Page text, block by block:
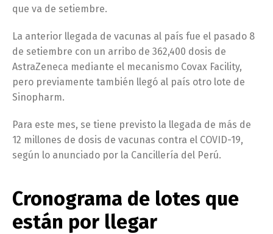
que va de setiembre.
La anterior llegada de vacunas al país fue el pasado 8
de setiembre con un arribo de 362,400 dosis de
AstraZeneca mediante el mecanismo Covax Facility,
pero previamente también llegó al país otro lote de
Sinopharm.
Para este mes, se tiene previsto la llegada de más de
12 millones de dosis de vacunas contra el COVID-19,
según lo anunciado por la Cancillería del Perú.
Cronograma de lotes que
están por llegar